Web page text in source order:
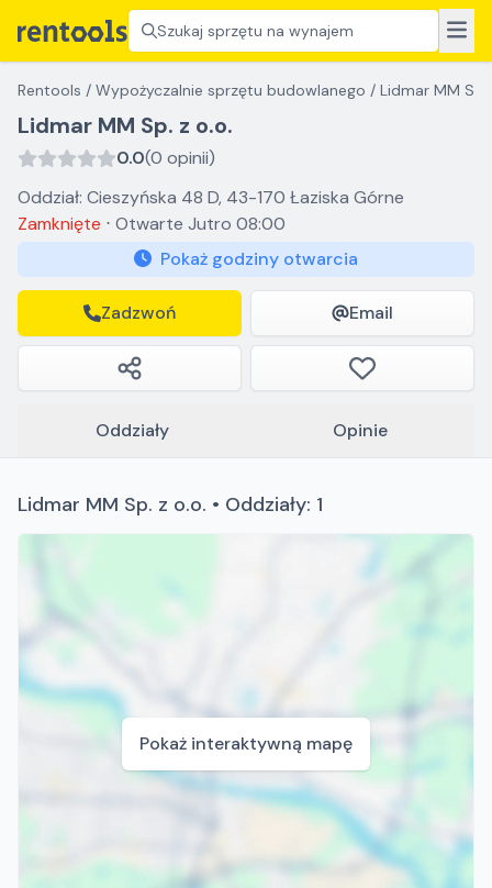
Szukaj sprzętu na wynajem
Rentools / Wypożyczalnie sprzętu budowlanego / Lidmar MM Sp.
Lidmar MM Sp. z o.o.
0.0(0 opinii)
Oddział: Cieszyńska 48 D, 43-170 Łaziska Górne
Zamknięte ⋅ Otwarte Jutro 08:00
Pokaż godziny otwarcia
Zadzwoń Email
Oddziały Opinie
Lidmar MM Sp. z o.o. • Oddziały: 1
Pokaż interaktywną mapę